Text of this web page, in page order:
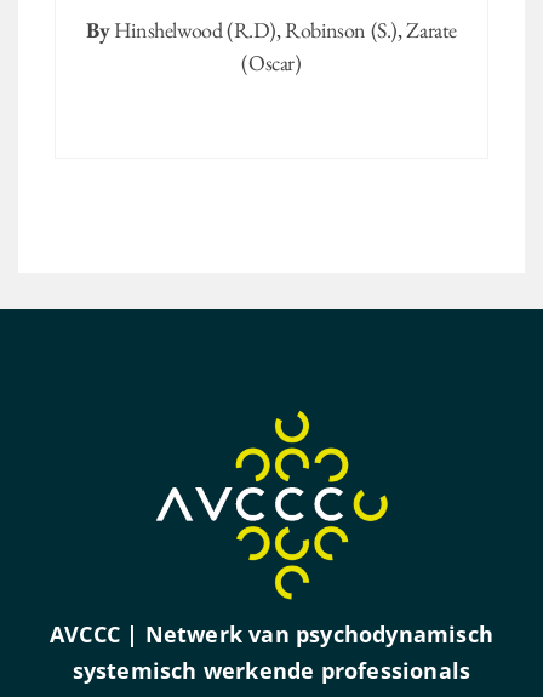
By Hinshelwood (R.D),Robinson (S.),Zarate
(Oscar)
AVCCC | Netwerk van psychodynamisch
systemisch werkende professionals